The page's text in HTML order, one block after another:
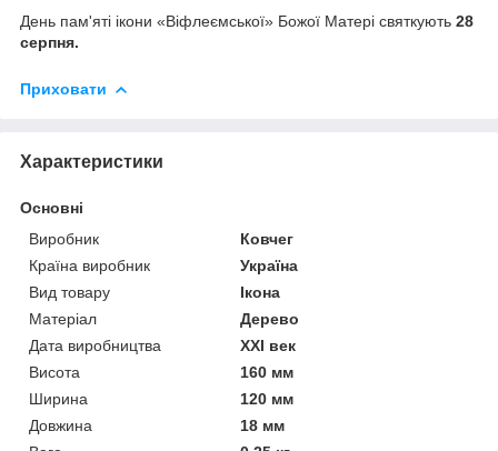
День пам'яті ікони «Віфлеємської» Божої Матері святкують 28
серпня.
Приховати
Характеристики
Основні
Виробник
Ковчег
Країна виробник
Україна
Вид товару
Ікона
Матеріал
Дерево
Дата виробництва
XXI век
Висота
160 мм
Ширина
120 мм
Довжина
18 мм